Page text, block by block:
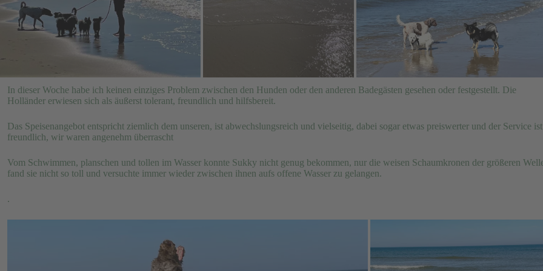
In dieser Woche habe ich keinen einziges Problem zwischen den Hunden oder den anderen Badegästen gesehen oder festgestellt. Die
Holländer erwiesen sich als äußerst tolerant, freundlich und hilfsbereit.
Das Speisenangebot entspricht ziemlich dem unseren, ist abwechslungsreich und vielseitig, dabei sogar etwas preiswerter und der Service ist
freundlich, wir waren angenehm überrascht
Vom Schwimmen, planschen und tollen im Wasser konnte Sukky nicht genug bekommen, nur die weisen Schaumkronen der größeren
fand sie nicht so toll und versuchte immer wieder zwischen ihnen aufs offene Wasser zu gelangen.
.